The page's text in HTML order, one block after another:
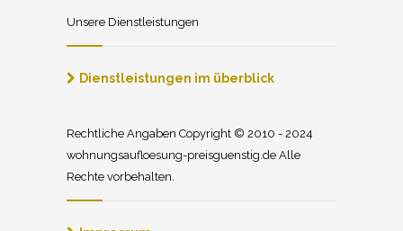
Unsere Dienstleistungen
Dienstleistungen im überblick
Rechtliche Angaben Copyright © 2010 - 2024
wohnungsaufloesung-preisguenstig.de Alle
Rechte vorbehalten.